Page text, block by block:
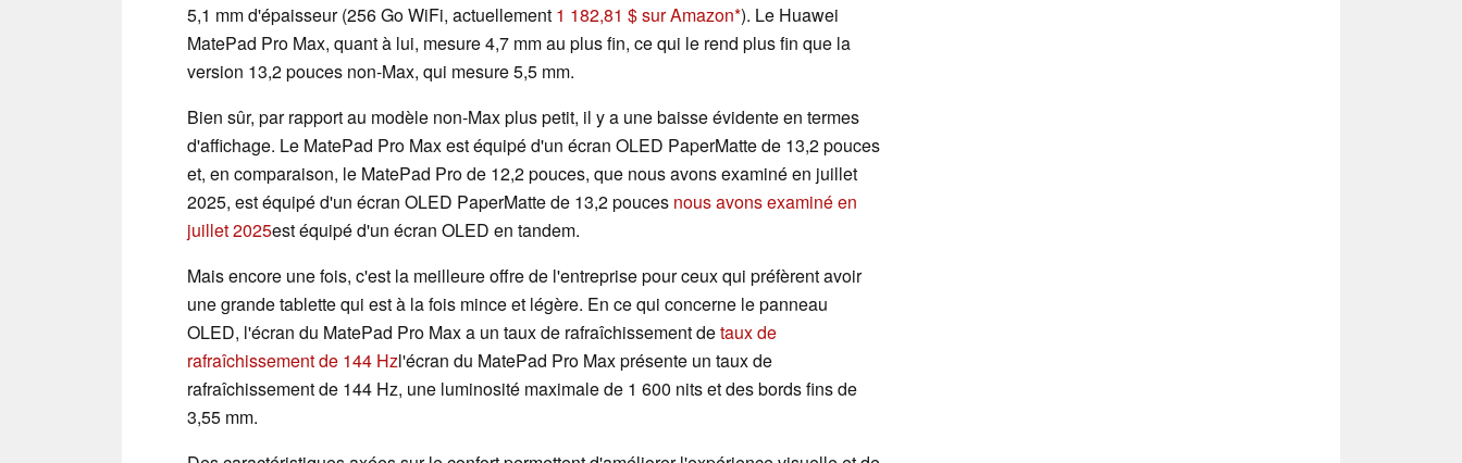
5,1 mm d'épaisseur (256 Go WiFi, actuellement 1 182,81 $ sur Amazon ). Le Huawei
MatePad Pro Max, quant à lui, mesure 4,7 mm au plus fin, ce qui le rend plus fin que la
version 13,2 pouces non-Max, qui mesure 5,5 mm.
Bien sûr, par rapport au modèle non-Max plus petit, il y a une baisse évidente en termes
d'affichage. Le MatePad Pro Max est équipé d'un écran OLED PaperMatte de 13,2 pouces
et, en comparaison, le MatePad Pro de 12,2 pouces, que nous avons examiné en juillet
2025, est équipé d'un écran OLED PaperMatte de 13,2 pouces nous avons examiné en
juillet 2025est équipé d'un écran OLED en tandem.
Mais encore une fois, c'est la meilleure offre de l'entreprise pour ceux qui préfèrent avoir
une grande tablette qui est à la fois mince et légère. En ce qui concerne le panneau
OLED, l'écran du MatePad Pro Max a un taux de rafraîchissement detaux de
rafraîchissement de 144 Hzl'écran du MatePad Pro Max présente un taux de
rafraîchissement de 144 Hz, une luminosité maximale de 1 600 nits et des bords fins de
3,55 mm.